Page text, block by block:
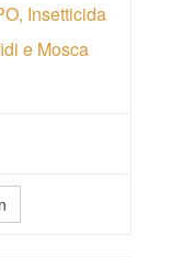
Insetticida
e Mosca